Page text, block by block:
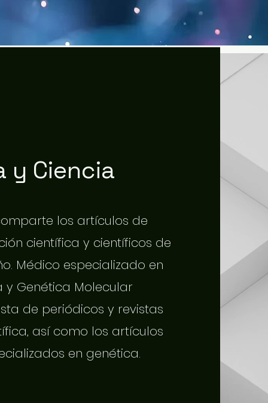
y Ciencia
los artículos de
científica y científicos de
Médico especializado en
y Genética Molecular
de periódicos y revistas
así como los artículos
en genética.